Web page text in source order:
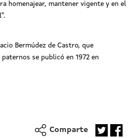
homenajear, mantener vigente y en el
Bermúdez de Castro, que
se publicó en 1972 en
Comparte